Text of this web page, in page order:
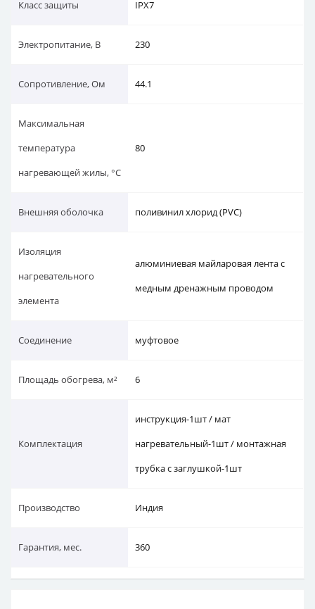
Класс защиты IPX7
Электропитание, В 230
Сопротивление, Ом 44.1
Максимальная
температура
нагревающей жилы, °C
80
Внешняя оболочка поливинил хлорид (PVC)
Изоляция
нагревательного
элемента
алюминиевая майларовая лента с
медным дренажным проводом
Соединение муфтовое
Площадь обогрева, м² 6
Комплектация
инструкция-1шт / мат
нагревательный-1шт / монтажная
трубка с заглушкой-1шт
Производство Индия
Гарантия, мес. 360